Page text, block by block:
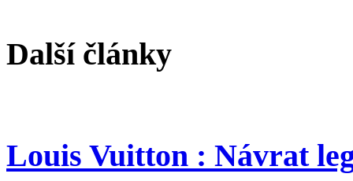
Další články
Louis Vuitton : Návrat